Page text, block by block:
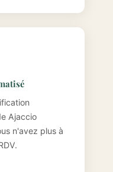
Ajaccio
n'avez plus à